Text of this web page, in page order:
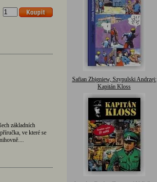
základních
ve které se
Safian Zbigniew, Szypulski Andrzej:
Kapitán Kloss